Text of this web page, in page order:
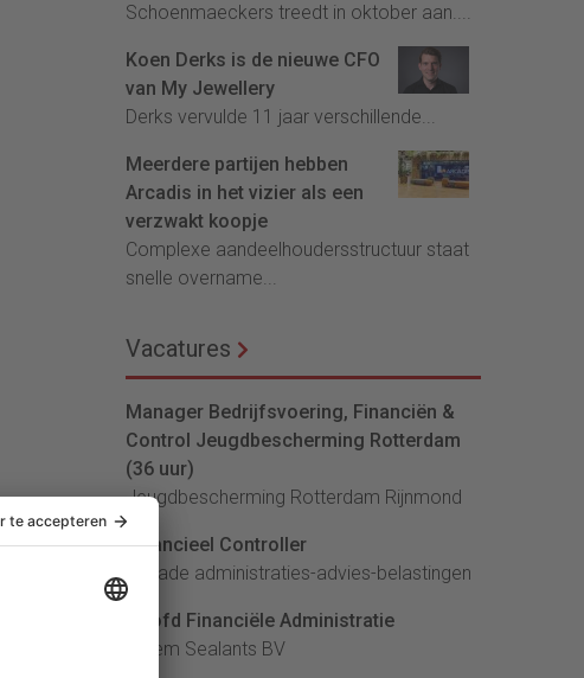
Schoenmaeckers treedt in oktober aan....
Koen Derks is de nieuwe CFO
van My Jewellery
Derks vervulde 11 jaar verschillende...
Meerdere partijen hebben
Arcadis in het vizier als een
verzwakt koopje
Complexe aandeelhoudersstructuur staat
snelle overname...
Vacatures
Manager Bedrijfsvoering, Financiën &
Control Jeugdbescherming Rotterdam
(36 uur)
Jeugdbescherming Rotterdam Rijnmond
Financieel Controller
lArcade administraties-advies-belastingen
Hoofd Financiële Administratie
Bloem Sealants BV